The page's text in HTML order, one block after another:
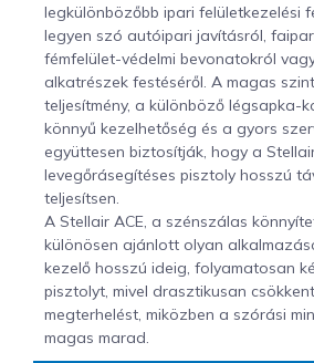
legkülönbözőbb ipari felületkezelési
legyen szó autóipari javításról,
fémfelület-védelmi bevonatokról
alkatrészek festéséről. A magas
teljesítmény, a különböző légsapka-
könnyű kezelhetőség és a gyors
együttesen biztosítják, hogy a
levegőrásegítéses pisztoly hosszú
teljesítsen.
A Stellair ACE, a szénszálas
különösen ajánlott olyan
kezelő hosszú ideig, folyamatosan
pisztolyt, mivel drasztikusan
megterhelést, miközben a szórási
magas marad.